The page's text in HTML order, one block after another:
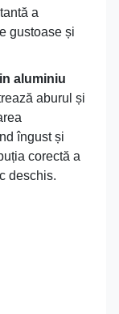
a
gustoase și
aluminiu
aburul și
îngust și
corectă a
deschis.